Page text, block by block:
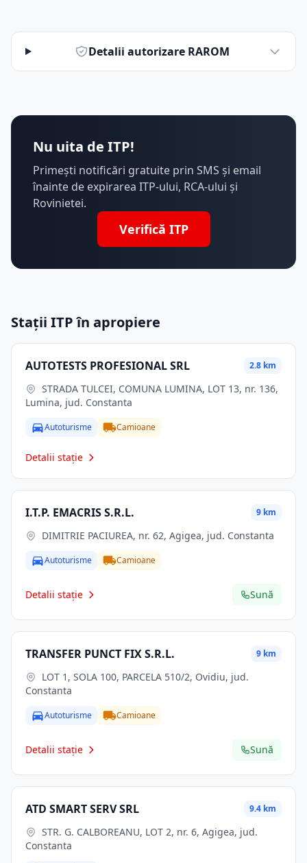
Detalii autorizare RAROM
Nu uita de ITP!
Primești notificări gratuite prin SMS și email
înainte de expirarea ITP-ului, RCA-ului și
Rovinietei.
Verifică ITP
Stații ITP în apropiere
AUTOTESTS PROFESIONAL SRL 2.8 km
Lumina, jud. Constanta
Autoturisme Camioane
Detalii stație
I.T.P. EMACRIS S.R.L. 9 km
DIMITRIE PACIUREA, nr. 62, Agigea, jud. Constanta
Autoturisme Camioane
Detalii stație Sună
TRANSFER PUNCT FIX S.R.L. 9 km
Constanta
Autoturisme Camioane
Detalii stație Sună
ATD SMART SERV SRL 9.4 km
Constanta